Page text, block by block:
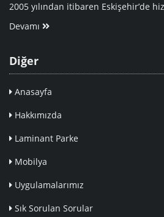
2005 yılından itibaren Eskişehir’de
Devamı
Diğer
Anasayfa
Hakkımızda
Laminant Parke
Mobilya
Uygulamalarımız
Sık Sorulan Sorular